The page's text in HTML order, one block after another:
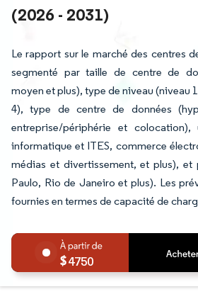
(2026 - 2031)
Le rapport sur le marché des centres
segmenté par taille de centre de
moyen et plus), type de niveau (niveau
4), type de centre de données
entreprise/périphérie et colocation),
informatique et ITES, commerce
médias et divertissement, et plus), et
Paulo, Rio de Janeiro et plus). Les
fournies en termes de capacité de
4750